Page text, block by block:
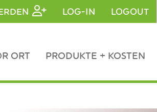
LOG-IN LOGOUT
ORT PRODUKTE + KOSTEN